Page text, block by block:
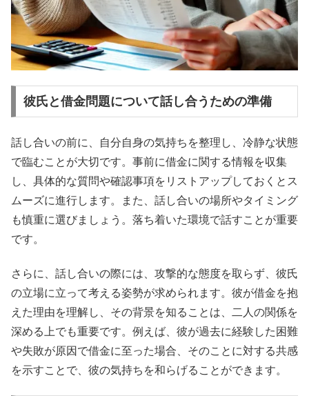
彼氏と借金問題について話し合うための準備
話し合いの前に、自分自身の気持ちを整理し、冷静な状態
で臨むことが大切です。事前に借金に関する情報を収集
し、具体的な質問や確認事項をリストアップしておくとス
ムーズに進行します。また、話し合いの場所やタイミング
も慎重に選びましょう。落ち着いた環境で話すことが重要
です。
さらに、話し合いの際には、攻撃的な態度を取らず、彼氏
の立場に立って考える姿勢が求められます。彼が借金を抱
えた理由を理解し、その背景を知ることは、二人の関係を
深める上でも重要です。例えば、彼が過去に経験した困難
や失敗が原因で借金に至った場合、そのことに対する共感
を示すことで、彼の気持ちを和らげることができます。